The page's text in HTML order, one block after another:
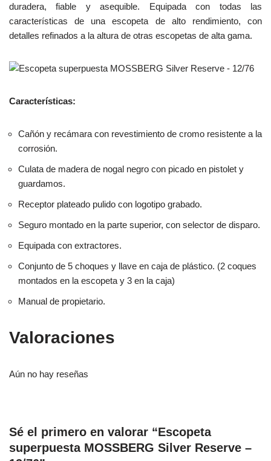
duradera, fiable y asequible. Equipada con todas las
características de una escopeta de alto rendimiento, con
detalles refinados a la altura de otras escopetas de alta gama.
Características:
Cañón y recámara con revestimiento de cromo resistente a la
corrosión.
Culata de madera de nogal negro con picado en pistolet y
guardamos.
Receptor plateado pulido con logotipo grabado.
Seguro montado en la parte superior, con selector de disparo.
Equipada con extractores.
Conjunto de 5 choques y llave en caja de plástico. (2 coques
montados en la escopeta y 3 en la caja)
Manual de propietario.
Valoraciones
Aún no hay reseñas
Sé el primero en valorar “Escopeta
superpuesta MOSSBERG Silver Reserve –